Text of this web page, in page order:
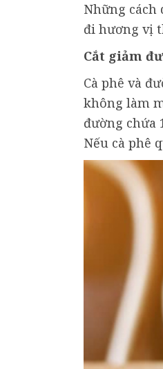
Những cách
đi hương vị
Cắt giảm
Cà phê và
không làm
đường chứa
Nếu cà phê